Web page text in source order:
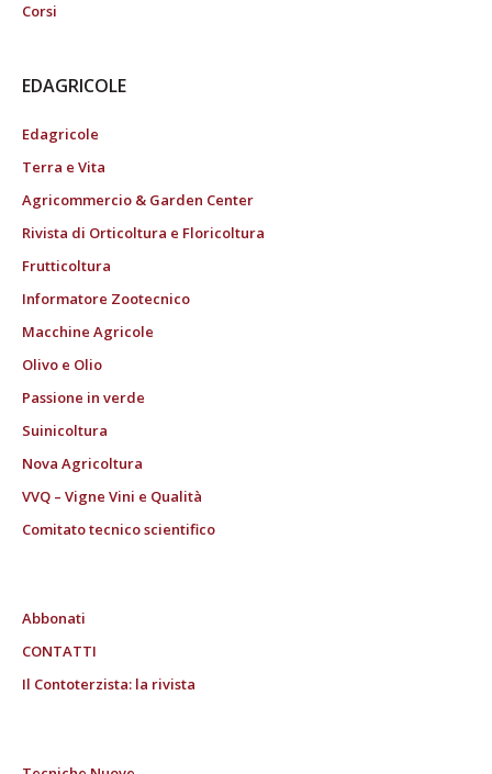
Corsi
EDAGRICOLE
Edagricole
Terra e Vita
Agricommercio & Garden Center
Rivista di Orticoltura e Floricoltura
Frutticoltura
Informatore Zootecnico
Macchine Agricole
Olivo e Olio
Passione in verde
Suinicoltura
Nova Agricoltura
VVQ – Vigne Vini e Qualità
Comitato tecnico scientifico
Abbonati
CONTATTI
Il Contoterzista: la rivista